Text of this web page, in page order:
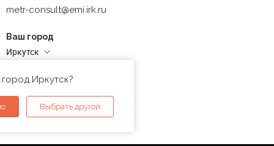
metr-consult@emi.irk.ru
Ваш город
Иркутск
Иркутск?
Выбрать другой